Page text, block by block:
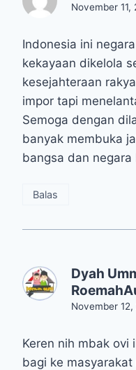
November 11,
Indonesia ini
kekayaan dikelola
kesejahteraan
impor tapi
Semoga dengan
banyak membuka
bangsa dan negara
Balas
Dyah
November 12,
Keren nih mbak
bagi ke